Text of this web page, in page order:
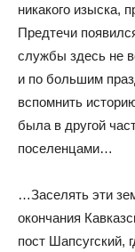
никакого изыска,
Предтечи
службы здесь не
и по большим
вспомнить
была в другой
поселенцами…
…Заселять эти
окончания
пост Шапсугский,